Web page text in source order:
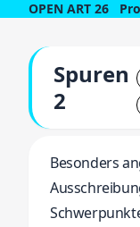
OPEN ART 26
Spuren
2
Besonders